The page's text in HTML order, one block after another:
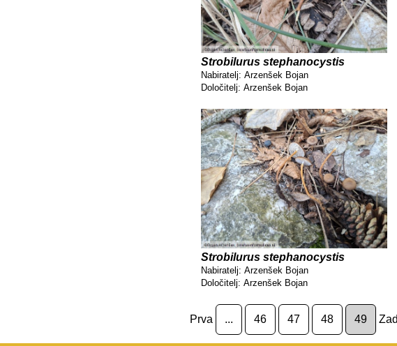
Strobilurus stephanocystis
Nabiratelj: Arzenšek Bojan
Določitelj: Arzenšek Bojan
Strobilurus stephanocystis
Nabiratelj: Arzenšek Bojan
Določitelj: Arzenšek Bojan
Prva ... 46 47 48 49